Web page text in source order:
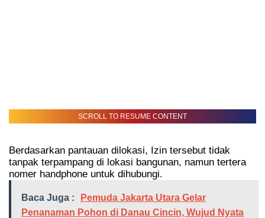
SCROLL TO RESUME CONTENT
Berdasarkan pantauan dilokasi, Izin tersebut tidak
tanpak terpampang di lokasi bangunan, namun tertera
nomer handphone untuk dihubungi.
Baca Juga :
Pemuda Jakarta Utara Gelar
Penanaman Pohon di Danau Cincin, Wujud Nyata